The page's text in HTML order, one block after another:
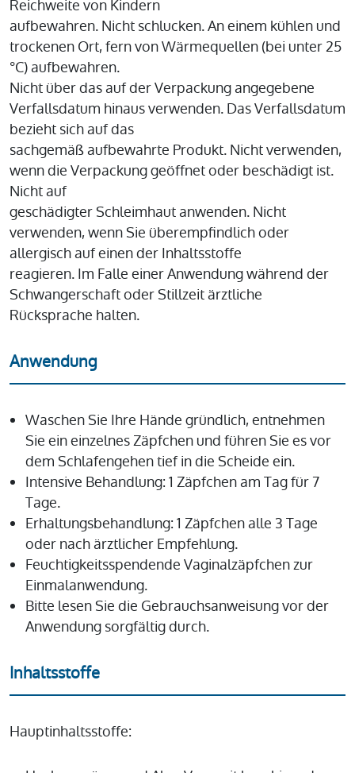
Reichweite von Kindern
aufbewahren. Nicht schlucken. An einem kühlen und
trockenen Ort, fern von Wärmequellen (bei unter 25
°C) aufbewahren.
Nicht über das auf der Verpackung angegebene
Verfallsdatum hinaus verwenden. Das Verfallsdatum
bezieht sich auf das
sachgemäß aufbewahrte Produkt. Nicht verwenden,
wenn die Verpackung geöffnet oder beschädigt ist.
Nicht auf
geschädigter Schleimhaut anwenden. Nicht
verwenden, wenn Sie überempfindlich oder
allergisch auf einen der Inhaltsstoffe
reagieren. Im Falle einer Anwendung während der
Schwangerschaft oder Stillzeit ärztliche
Rücksprache halten.
Anwendung
Waschen Sie Ihre Hände gründlich, entnehmen
Sie ein einzelnes Zäpfchen und führen Sie es vor
dem Schlafengehen tief in die Scheide ein.
Intensive Behandlung: 1 Zäpfchen am Tag für 7
Tage.
Erhaltungsbehandlung: 1 Zäpfchen alle 3 Tage
oder nach ärztlicher Empfehlung.
Feuchtigkeitsspendende Vaginalzäpfchen zur
Einmalanwendung.
Bitte lesen Sie die Gebrauchsanweisung vor der
Anwendung sorgfältig durch.
Inhaltsstoffe
Hauptinhaltsstoffe: